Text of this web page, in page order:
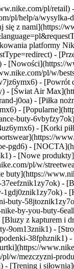
pl/
pl/help/a/
z nami](https://
platformy
-
- [Nowości](https://
pl/w/
- [Powrót
- [Świat Air
j0oa) - [Piłka
-
buty-
- [Korki
pgd6) -
- [Nowe
pl/w/
-
1gdj0znik1zy7ok) -
buty-
by-you-buty-
z kapturem i
9om13znik1) -
38fphznik1)
w/mezczyzni-
[Trening i